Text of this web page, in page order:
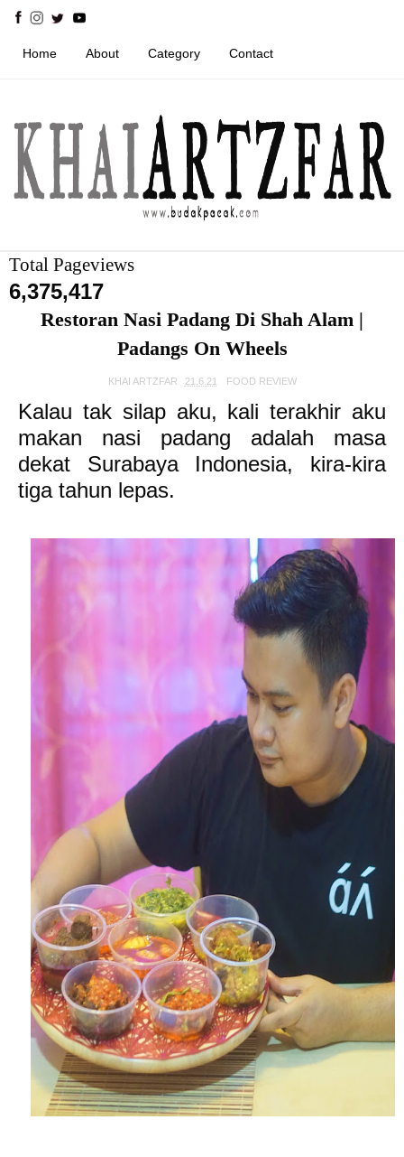
Home About Category Contact
Total Pageviews
6,375,417
Restoran Nasi Padang Di Shah Alam |
Padangs On Wheels
KHAI ARTZFAR 21.6.21 FOOD REVIEW
Kalau tak silap aku, kali terakhir aku
makan nasi padang adalah masa
dekat Surabaya Indonesia, kira-kira
tiga tahun lepas.